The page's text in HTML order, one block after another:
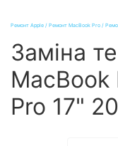
Ремонт Apple / Ремонт MacBook Pro /
Заміна
Pro 17"